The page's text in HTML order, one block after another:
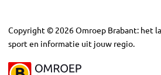
Copyright © 2026Omroep Brabant: het
sport en informatie uit jouw regio.